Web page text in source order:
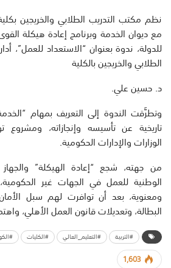
نظم مكتب التدريب الطلابي والخريجين بكلية
مع ديوان الخدمة وبرنامج إعادة هيكلة
للدولة، ندوة بعنوان “الاستعداد للعمل”،
الطلابي والخريجين بالكلية
د. حسين علي.
وتطرَّقت الندوة إلى التعريف بمهام
تاريخية عن تأسيسه وإنجازاته،
الوزارات والإدارات الحكومية.
من جهته، شجع “إعادة الهيكلة” والجهاز
الوطنية للعمل في الجهات غير
ومعنوية، بعد أن توافرت لهم سبل
البطالة، وتعديلات قانون العمل الأهلي،
#التربية #التعليم_العالي #الكليات
1,603